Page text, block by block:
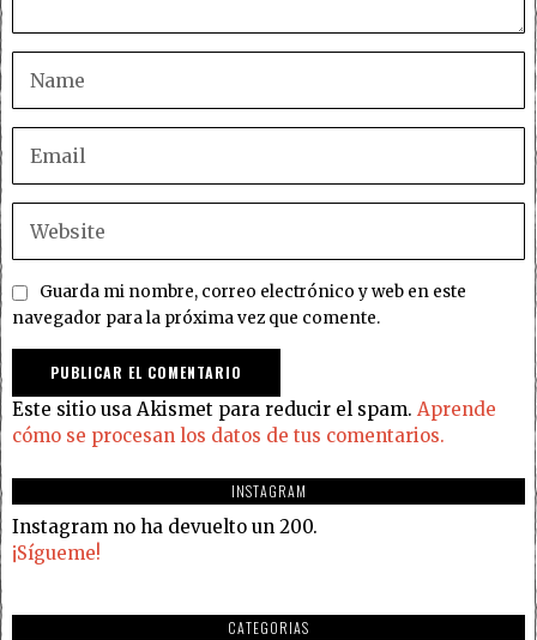
Guarda mi nombre, correo electrónico y web en este
navegador para la próxima vez que comente.
Este sitio usa Akismet para reducir el spam. Aprende
cómo se procesan los datos de tus comentarios.
INSTAGRAM
Instagram no ha devuelto un 200.
¡Sígueme!
CATEGORIAS